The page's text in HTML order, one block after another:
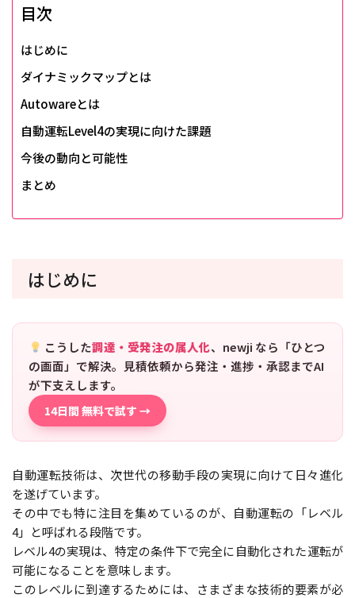
目次
はじめに
ダイナミックマップとは
Autowareとは
自動運転Level4の実現に向けた課題
今後の動向と可能性
まとめ
はじめに
こうした調達・受発注の属人化、newji なら「ひとつ
の画面」で解決。見積依頼から発注・進捗・承認までAI
が下支えします。
14日間 無料で試す →
自動運転技術は、次世代の移動手段の実現に向けて日々進化
を遂げています。
その中でも特に注目を集めているのが、自動運転の「レベル
4」と呼ばれる段階です。
レベル4の実現は、特定の条件下で完全に自動化された運転が
可能になることを意味します。
このレベルに到達するためには、さまざまな技術的要素が必